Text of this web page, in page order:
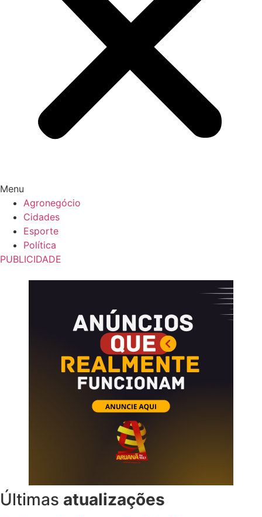
Menu
Agronegócio
Cidades
Esporte
Política
PUBLICIDADE
Últimas atualizações